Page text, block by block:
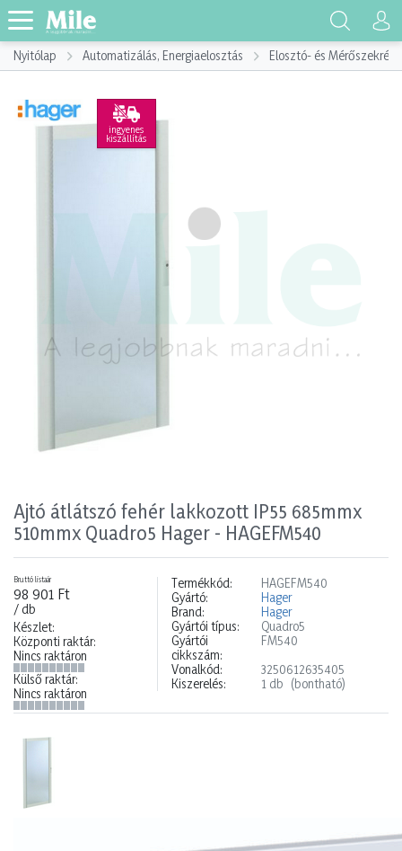
Nyitólap Automatizálás, Energiaelosztás Elosztó- és Mérőszekrény
ingyenes
kiszállítás
Ajtó átlátszó fehér lakkozott IP55 685mmx
510mmx Quadro5 Hager - HAGEFM540
Bruttó listaár
98 901 Ft
/ db
Készlet:
Központi raktár:
Nincs raktáron
Külső raktár:
Nincs raktáron
Termékkód:
HAGEFM540
Gyártó:
Hager
Brand:
Hager
Gyártói típus:
Quadro5
Gyártói
cikkszám:
FM540
Vonalkód:
3250612635405
Kiszerelés:
1 db (bontható)